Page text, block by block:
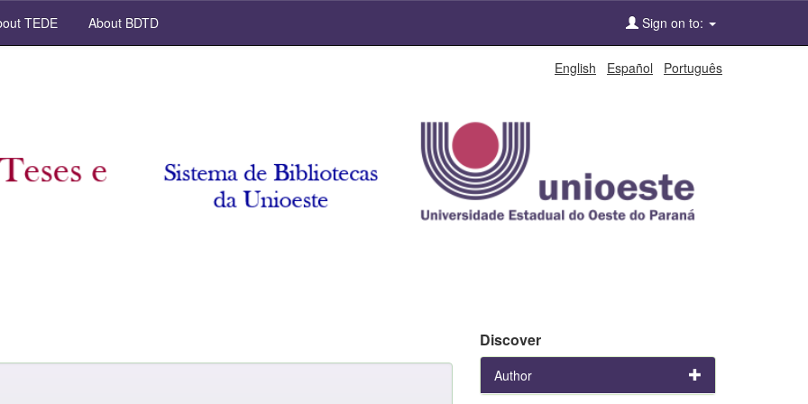
TEDE About BDTD Sign on to:
English Español Português
Discover
Author